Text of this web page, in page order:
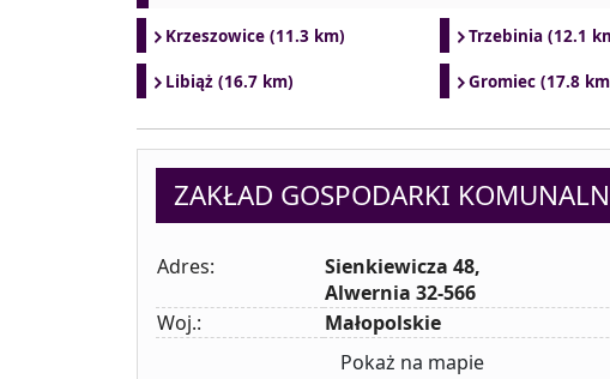
Krzeszowice (11.3 km) Trzebinia (12.1
Libiąż (16.7 km) Gromiec (17.8
ZAKŁAD GOSPODARKI
Adres:
Sienkiewicza 48,
Alwernia 32-566
Woj.:
Małopolskie
Pokaż na mapie